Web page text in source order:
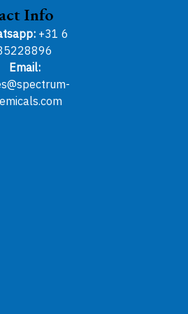
productpagina
Info
+31 6
Email: